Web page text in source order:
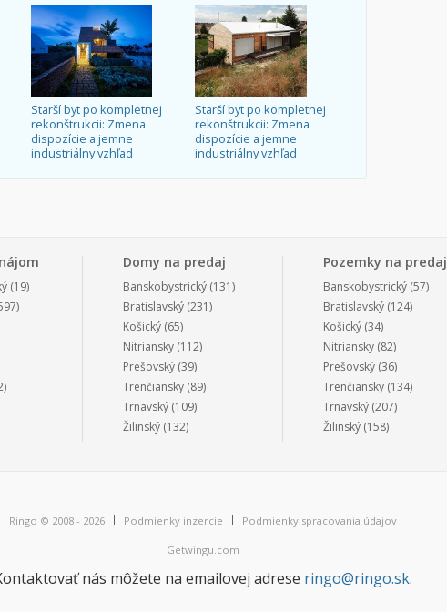
Starší byt po kompletnej
rekonštrukcii: Zmena
dispozície a jemne
industriálny vzhľad
Starší byt po kompletnej
rekonštrukcii: Zmena
dispozície a jemne
industriálny vzhľad
(19)
Domy na predaj
Banskobystrický (131)
Bratislavský (231)
Košický (65)
Nitriansky (112)
Prešovský (39)
Trenčiansky (89)
Trnavský (109)
Žilinský (132)
Pozemky na predaj
Banskobystrický(57)
Bratislavský(124)
Košický(34)
Nitriansky(82)
Prešovský(36)
Trenčiansky(134)
Trnavský(207)
Žilinský(158)
Ringo © 2008 - 2026 Podmienky inzercie Podmienky spracovania údajov
Getwingu.com
nás môžete na emailovej adrese ringo@ringo.sk.